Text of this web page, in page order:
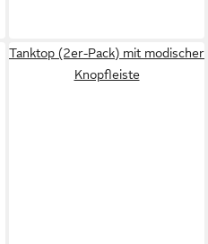
Tanktop (2er-Pack) mit modischer
Knopfleiste